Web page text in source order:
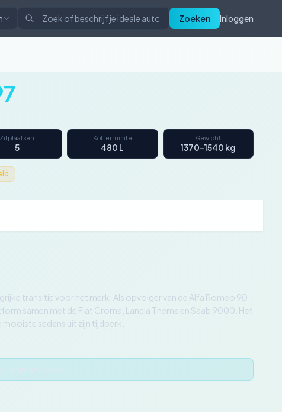
Zoeken Inloggen
Zitplaatsen
5
Kofferruimte
480 L
Gewicht
1370–1540 kg
transitie voor het merk. Als opvolger van de Alfa Romeo 90
samen met de Fiat Croma, Lancia Thema en Saab 9000. Het
sedans uit zijn tijdperk.